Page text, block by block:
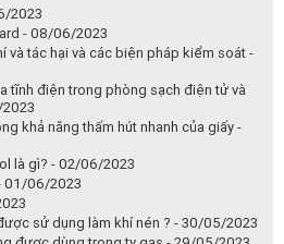
là gì? - 02/06/2023
- 01/06/2023
sử dụng làm khí nén ? - 30/05/2023
được dùng trong ty gas - 29/05/2023
ống nhựa phù hợp cho công việc -
sạch bề mặt mối nối ống nhựa trước
sạch là gì ? - 24/05/2023
tử và những điều cần biết - 23/05/2023
trên thị trường hiện nay -